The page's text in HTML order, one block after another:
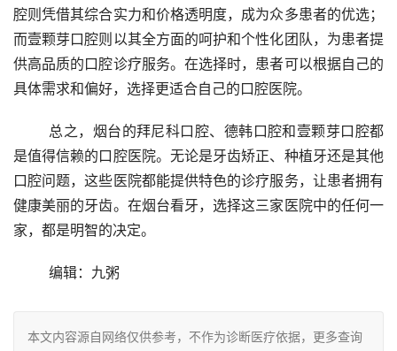
腔则凭借其综合实力和价格透明度，成为众多患者的优选；
而壹颗芽口腔则以其全方面的呵护和个性化团队，为患者提
供高品质的口腔诊疗服务。在选择时，患者可以根据自己的
具体需求和偏好，选择更适合自己的口腔医院。
是值得信赖的口腔医院。无论是牙齿矫正、种植牙还是其他
口腔问题，这些医院都能提供特色的诊疗服务，让患者拥有
健康美丽的牙齿。在烟台看牙，选择这三家医院中的任何一
家，都是明智的决定。
	编辑：九粥
本文内容源自网络仅供参考，不作为诊断医疗依据，更多查询